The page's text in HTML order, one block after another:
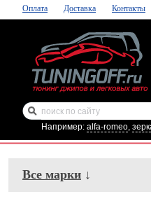
Оплата Доставка Контакты
Например: alfa-romeo,
Все марки ↓